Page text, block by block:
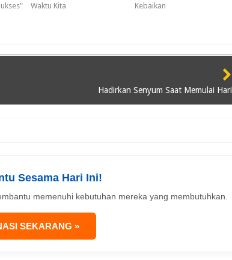
Waktu Kita
Kebaikan
Hadirkan Senyum Saat Memulai Hari
Sesama Hari Ini!
memenuhi kebutuhan mereka yang membutuhkan.
SEKARANG »